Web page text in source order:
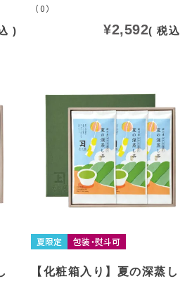
（0）
¥2,592 税込
夏限定 包装・熨斗可
【化粧箱入り】夏の深蒸し